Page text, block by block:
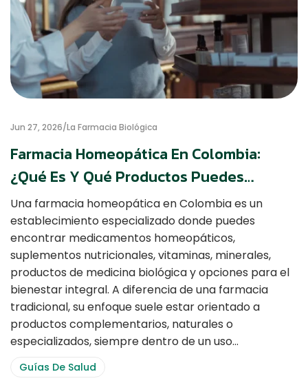
Jun 27, 2026 La Farmacia Biológica
Farmacia Homeopática En Colombia:
¿qué Es Y Qué Productos Puedes
Encontrar?
Una farmacia homeopática en Colombia es un
establecimiento especializado donde puedes
encontrar medicamentos homeopáticos,
suplementos nutricionales, vitaminas, minerales,
productos de medicina biológica y opciones para el
bienestar integral. A diferencia de una farmacia
tradicional, su enfoque suele estar orientado a
productos complementarios, naturales o
especializados, siempre dentro de un uso…
Guías De Salud